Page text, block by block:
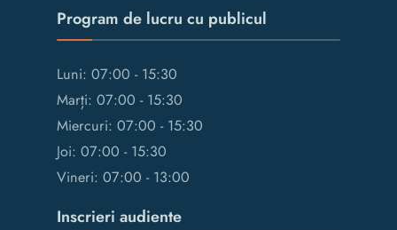
Program de lucru cu publicul
Luni: 07:00 - 15:30
Marți: 07:00 - 15:30
Miercuri: 07:00 - 15:30
Joi: 07:00 - 15:30
Vineri: 07:00 - 13:00
Inscrieri audiente